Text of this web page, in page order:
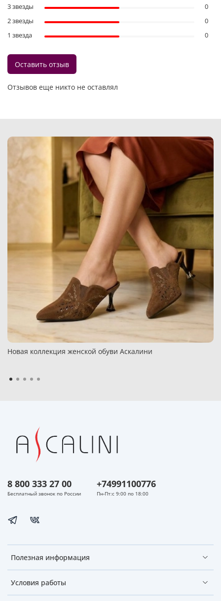
Отзывов еще никто не оставлял
3 звезды
0
2 звезды
0
1 звезда
0
Оставить отзыв
Новая коллекция женской обуви Аскалини
Полезная информация
Условия работы
8 800 333 27 00
Бесплатный звонок по России
+74991100776
Пн-Пт:с 9:00 по 18:00